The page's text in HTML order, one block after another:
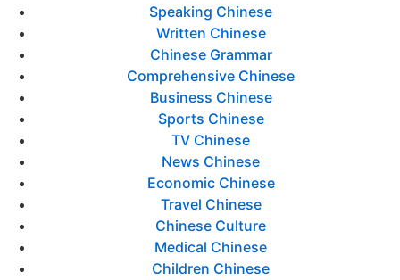
Speaking Chinese
Written Chinese
Chinese Grammar
Comprehensive Chinese
Business Chinese
Sports Chinese
TV Chinese
News Chinese
Economic Chinese
Travel Chinese
Chinese Culture
Medical Chinese
Children Chinese